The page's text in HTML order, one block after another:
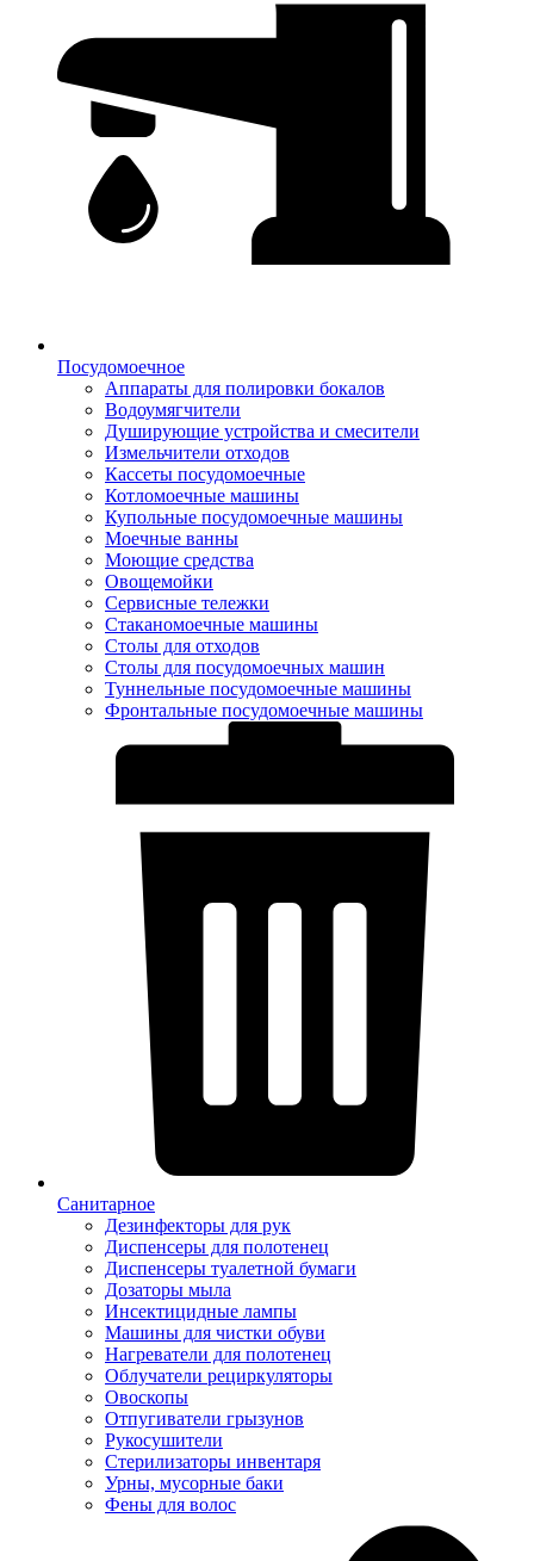
Посудомоечное
Аппараты для полировки бокалов
Водоумягчители
Душирующие устройства и смесители
Измельчители отходов
Кассеты посудомоечные
Котломоечные машины
Купольные посудомоечные машины
Моечные ванны
Моющие средства
Овощемойки
Сервисные тележки
Стаканомоечные машины
Столы для отходов
Столы для посудомоечных машин
Туннельные посудомоечные машины
Фронтальные посудомоечные машины
Санитарное
Дезинфекторы для рук
Диспенсеры для полотенец
Диспенсеры туалетной бумаги
Дозаторы мыла
Инсектицидные лампы
Машины для чистки обуви
Нагреватели для полотенец
Облучатели рециркуляторы
Овоскопы
Отпугиватели грызунов
Рукосушители
Стерилизаторы инвентаря
Урны, мусорные баки
Фены для волос